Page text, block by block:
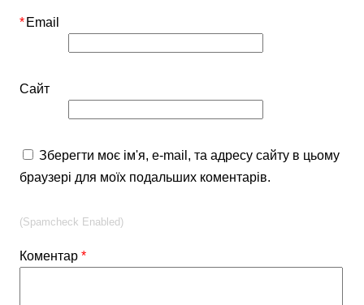
Коментар*
Email
*
Сайт
Зберегти моє ім'я, e-mail, та адресу сайту в цьому
браузері для моїх подальших коментарів.
(Spamcheck Enabled)